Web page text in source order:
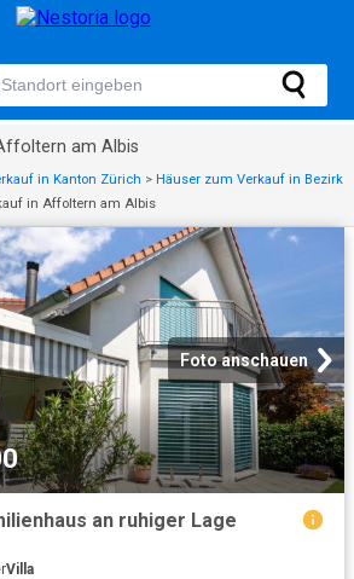
am Albis
in Kanton Zürich > Häuser zum Verkauf in Bezirk
in Affoltern am Albis
Foto anschauen
an ruhiger Lage
Villa